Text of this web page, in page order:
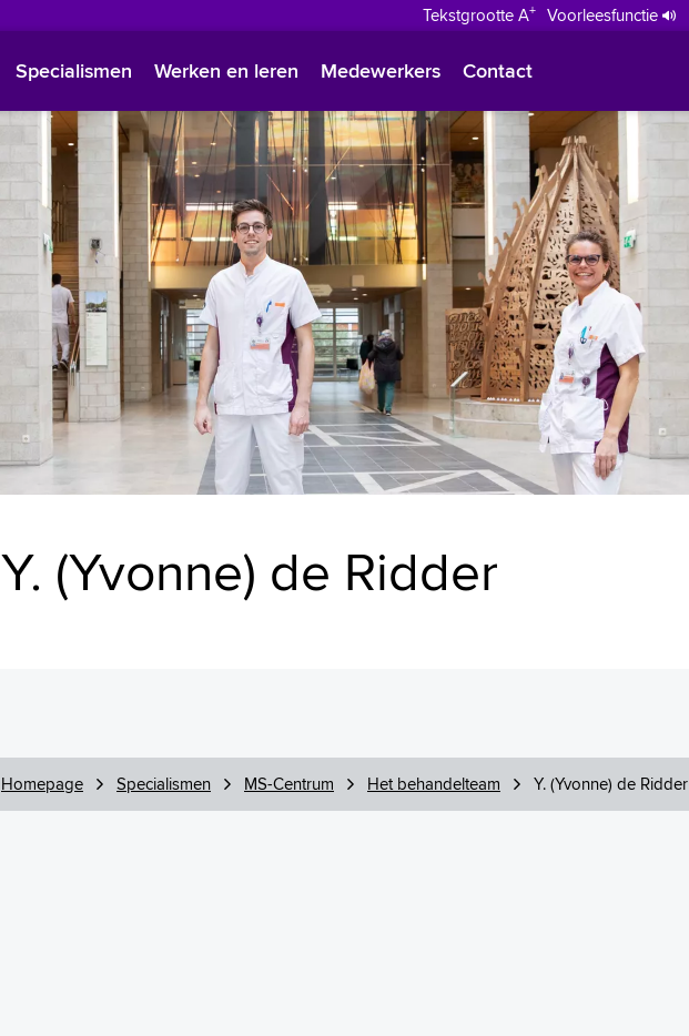
Tekstgrootte A+ Voorleesfunctie
Polski
Türkçe
Arabisch
Specialismen Werken en leren Medewerkers Contact
Y. (Yvonne) de Ridder
Homepage Specialismen MS-Centrum Het behandelteam Y. (Yvonne) de Ridder